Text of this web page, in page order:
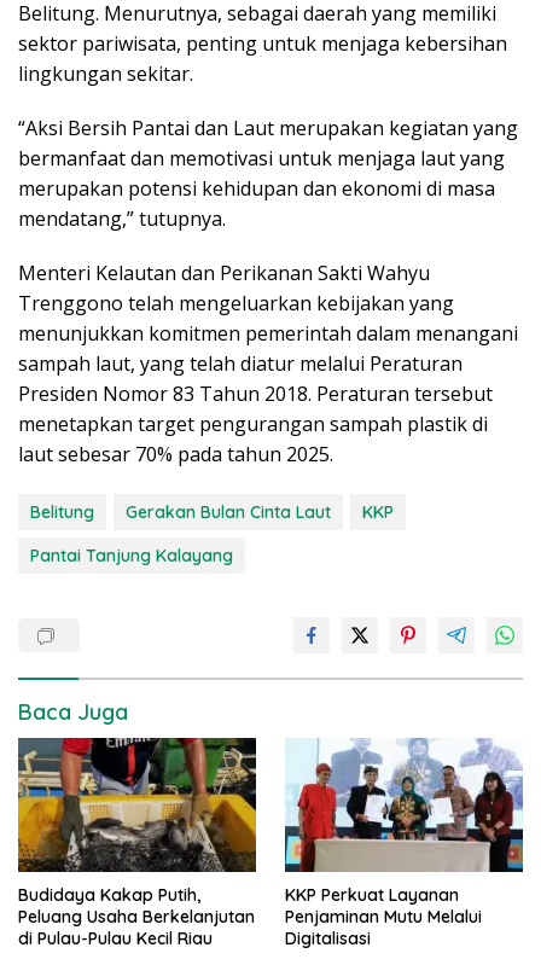
Belitung. Menurutnya, sebagai daerah yang memiliki
sektor pariwisata, penting untuk menjaga kebersihan
lingkungan sekitar.
“Aksi Bersih Pantai dan Laut merupakan kegiatan yang
bermanfaat dan memotivasi untuk menjaga laut yang
merupakan potensi kehidupan dan ekonomi di masa
mendatang,” tutupnya.
Menteri Kelautan dan Perikanan Sakti Wahyu
Trenggono telah mengeluarkan kebijakan yang
menunjukkan komitmen pemerintah dalam menangani
sampah laut, yang telah diatur melalui Peraturan
Presiden Nomor 83 Tahun 2018. Peraturan tersebut
menetapkan target pengurangan sampah plastik di
laut sebesar 70% pada tahun 2025.
Belitung Gerakan Bulan Cinta Laut
KKP
Pantai Tanjung Kalayang
Baca Juga
Budidaya Kakap Putih,
Peluang Usaha Berkelanjutan
di Pulau-Pulau Kecil Riau
KKP Perkuat Layanan
Penjaminan Mutu Melalui
Digitalisasi